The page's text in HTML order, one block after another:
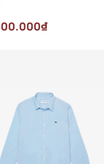
Màu Xanh